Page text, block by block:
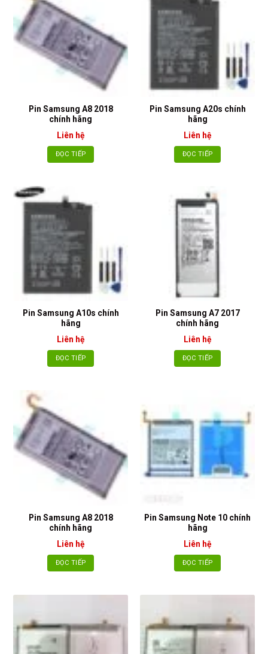
Pin Samsung A8 2018
chính hãng
Liên hệ
ĐỌC TIẾP
Pin Samsung A20s chính
hãng
Liên hệ
ĐỌC TIẾP
Pin Samsung A10s chính
hãng
Liên hệ
ĐỌC TIẾP
Pin Samsung A7 2017
chính hãng
Liên hệ
ĐỌC TIẾP
Pin Samsung A8 2018
chính hãng
Liên hệ
ĐỌC TIẾP
Pin Samsung Note 10 chính
hãng
Liên hệ
ĐỌC TIẾP